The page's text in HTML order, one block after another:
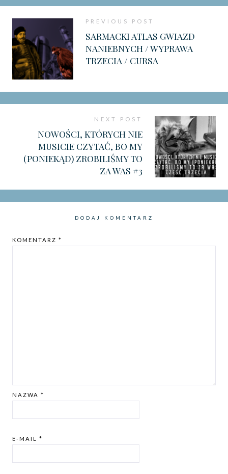
PREVIOUS POST
SARMACKI ATLAS GWIAZD
NANIEBNYCH / WYPRAWA
TRZECIA / CURSA
NEXT POST
NOWOŚCI, KTÓRYCH NIE
MUSICIE CZYTAĆ, BO MY
(PONIEKĄD) ZROBILIŚMY TO
ZA WAS #3
DODAJ KOMENTARZ
KOMENTARZ *
NAZWA *
E-MAIL *